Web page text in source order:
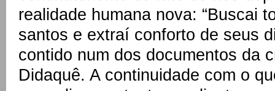
realidade humana nova: “Buscai
santos e extraí conforto de seus
contido num dos documentos da
Didaquê. A continuidade com o